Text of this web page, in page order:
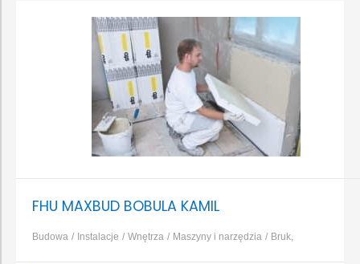
FHU MAXBUD BOBULA KAMIL
Budowa Instalacje Wnętrza Maszyny i narzędzia
Bruk,